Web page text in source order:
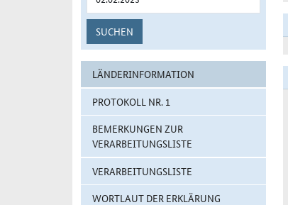
SUCHEN
LÄNDERINFORMATION
PROTOKOLL NR. 1
BEMERKUNGEN ZUR
VERARBEITUNGSLISTE
VERARBEITUNGSLISTE
WORTLAUT DER ERKLÄRUNG